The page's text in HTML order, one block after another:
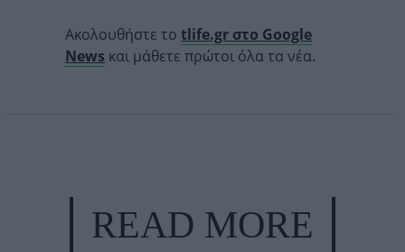
Ακολουθήστε το tlife.gr στο Google
News και μάθετε πρώτοι όλα τα νέα.
READ MORE